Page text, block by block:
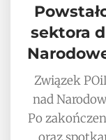
sektora
Związek
nad
Po